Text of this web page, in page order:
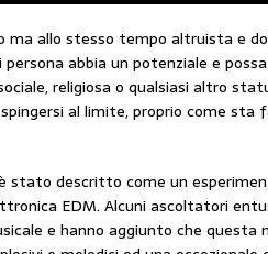
allo stesso tempo altruista e
abbia un potenziale e
religiosa o qualsiasi altro
al limite, proprio come sta
stato descritto come un
EDM. Alcuni ascoltatori
e hanno aggiunto che questa